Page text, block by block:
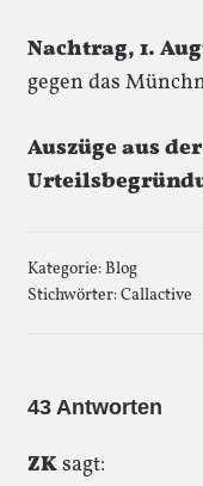
Nachtrag, 1.
gegen das
Auszüge aus
Kategorie:Blog
Stichwörter:Callactive
43 Antworten
ZKsagt: